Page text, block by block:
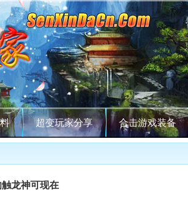
超变玩家分享 合击游戏装备
龙神可现在